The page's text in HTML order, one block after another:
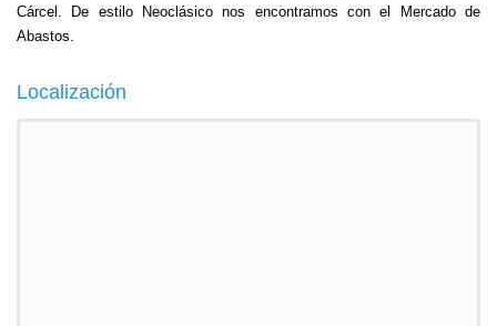
Cárcel. De estilo Neoclásico nos encontramos con el Mercado de
Abastos.
Localización